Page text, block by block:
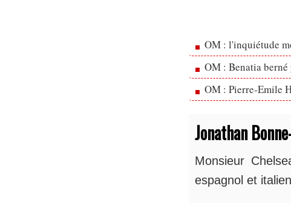
OM : l'inquiétude
OM : Benatia
OM : Pierre-Emile
Jonathan
Monsieur
espagnol et